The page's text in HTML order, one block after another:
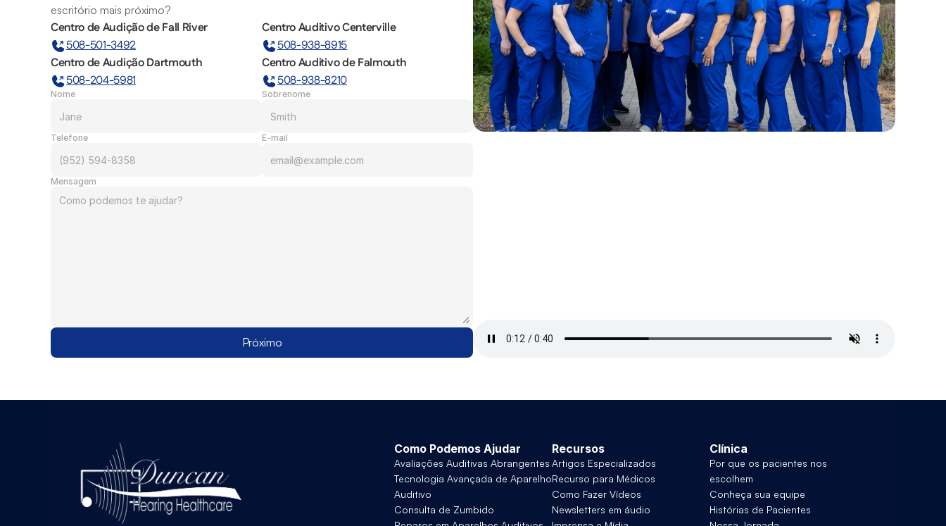
escritório mais próximo?
Centro de Audição de Fall River
508-501-3492
Centro Auditivo Centerville
508-938-8915
Centro de Audição Dartmouth
508-204-5981
Centro Auditivo de Falmouth
508-938-8210
Nome Sobrenome
Telefone E-mail
Mensagem
Próximo
Como Podemos Ajudar
Avaliações Auditivas Abrangentes
Tecnologia Avançada de Aparelho
Auditivo
Consulta de Zumbido
Recursos
Artigos Especializados
Recurso para Médicos
Como Fazer Vídeos
Newsletters em áudio
Clínica
Por que os pacientes nos
escolhem
Conheça sua equipe
Histórias de Pacientes